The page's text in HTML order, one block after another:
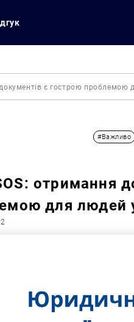
є гострою проблемою
#Важливо
отримання
для людей